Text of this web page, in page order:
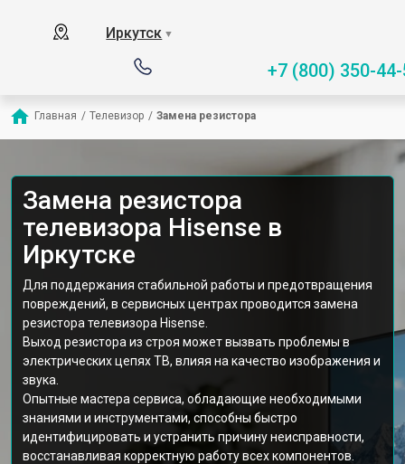
Иркутск ▼
+7 (800) 350-
Главная / Телевизор / Замена резистора
Замена резистора
телевизора Hisense в
Иркутске
Для поддержания стабильной работы и предотвращения
повреждений, в сервисных центрах проводится замена
резистора телевизора Hisense.
Выход резистора из строя может вызвать проблемы в
электрических цепях ТВ, влияя на качество изображения и
звука.
Опытные мастера сервиса, обладающие необходимыми
знаниями и инструментами, способны быстро
идентифицировать и устранить причину неисправности,
восстанавливая корректную работу всех компонентов.